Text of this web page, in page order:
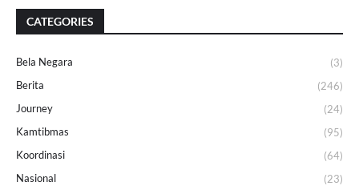
CATEGORIES
Bela Negara
(3)
Berita
(246)
Journey
(24)
Kamtibmas
(95)
Koordinasi
(64)
Nasional
(23)